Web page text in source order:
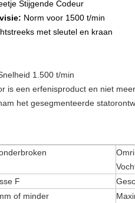
Stijgende Codeur
Norm voor 1500 t/min
met sleutel en kraan
1.500 t/min
is een erfenisproduct en niet
het gesegmenteerde
F
of minder